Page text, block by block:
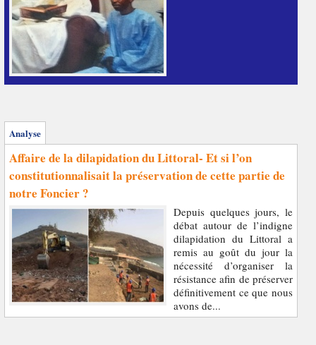
Analyse
Affaire de la dilapidation du Littoral- Et si l’on
constitutionnalisait la préservation de cette partie de
notre Foncier ?
Depuis quelques jours, le
débat autour de l’indigne
dilapidation du Littoral a
remis au goût du jour la
nécessité d’organiser la
résistance afin de préserver
définitivement ce que nous
avons de...